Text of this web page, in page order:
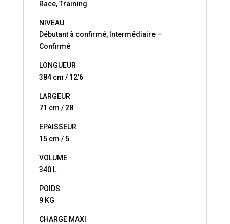
Race, Training
NIVEAU
Débutant à confirmé, Intermédiaire –
Confirmé
LONGUEUR
384 cm / 12’6
LARGEUR
71 cm / 28
EPAISSEUR
15 cm / 5
VOLUME
340 L
POIDS
9 KG
CHARGE MAXI